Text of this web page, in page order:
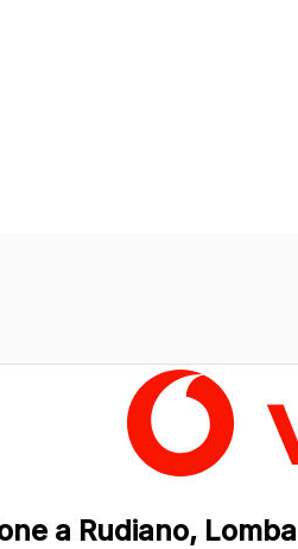
a Rudiano,